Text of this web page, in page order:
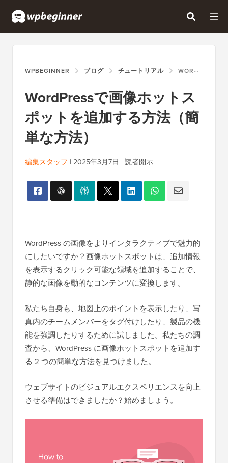
WPBEGINNER ブログ チュートリアル WORDPRESSで画像ホットスポットを追加する方法（簡単な方法）
WordPressで画像ホットス
ポットを追加する方法（簡
単な方法）
編集スタッフ | 2025年3月7日 | 読者開示
WordPress の画像をよりインタラクティブで魅力的
にしたいですか？画像ホットスポットは、追加情報
を表示するクリック可能な領域を追加することで、
静的な画像を動的なコンテンツに変換します。
私たち自身も、地図上のポイントを表示したり、写
真内のチームメンバーをタグ付けしたり、製品の機
能を強調したりするために試しました。私たちの調
査から、WordPress に画像ホットスポットを追加す
る 2 つの簡単な方法を見つけました。
ウェブサイトのビジュアルエクスペリエンスを向上
させる準備はできましたか？始めましょう。